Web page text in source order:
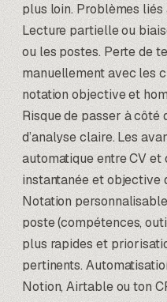
plus loin. Problèmes
Lecture partielle ou
ou les postes. Perte de
manuellement avec les
notation objective et
Risque de passer à
d’analyse claire. Les
automatique entre CV et
instantanée et objective
Notation
poste (compétences,
plus rapides et
pertinents.
Notion, Airtable ou ton